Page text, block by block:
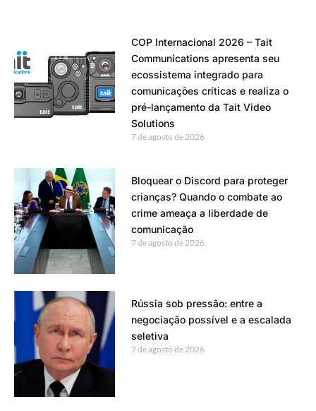
COP Internacional 2026 – Tait
Communications apresenta seu
ecossistema integrado para
comunicações críticas e realiza o
pré-lançamento da Tait Video
Solutions
7 de agosto de 2026
Bloquear o Discord para proteger
crianças? Quando o combate ao
crime ameaça a liberdade de
comunicação
7 de agosto de 2026
Rússia sob pressão: entre a
negociação possível e a escalada
seletiva
7 de agosto de 2026